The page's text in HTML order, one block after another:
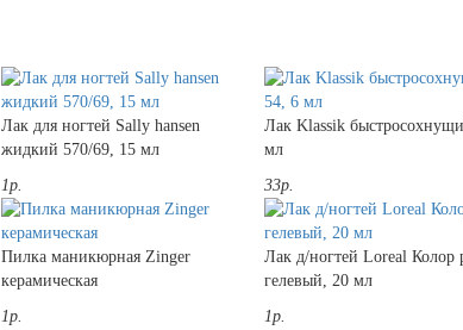
Лак для ногтей Sally hansen
жидкий 570/69, 15 мл
1р.
Лак Klassik
мл
33р.
Пилка маникюрная Zinger
керамическая
1р.
Лак д/ногтей Loreal Колор
гелевый, 20 мл
1р.